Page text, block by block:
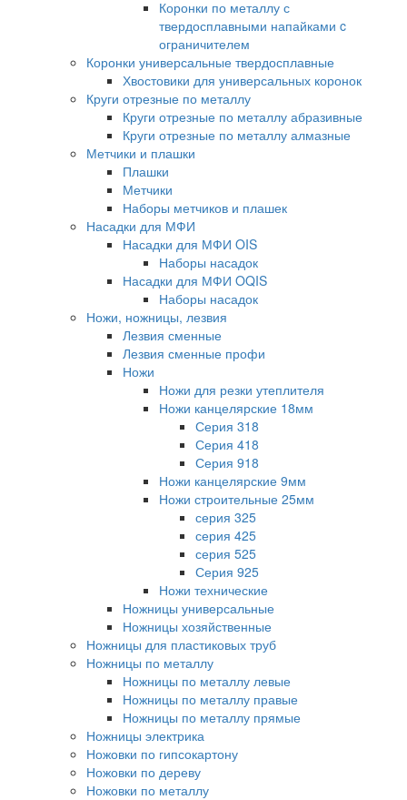
Коронки по металлу с
твердосплавными напайками c
ограничителем
Коронки универсальные твердосплавные
Хвостовики для универсальных коронок
Круги отрезные по металлу
Круги отрезные по металлу абразивные
Круги отрезные по металлу алмазные
Метчики и плашки
Плашки
Метчики
Наборы метчиков и плашек
Насадки для МФИ
Насадки для МФИ OIS
Наборы насадок
Насадки для МФИ OQIS
Наборы насадок
Ножи, ножницы, лезвия
Лезвия сменные
Лезвия сменные профи
Ножи
Ножи для резки утеплителя
Ножи канцелярские 18мм
Серия 318
Серия 418
Серия 918
Ножи канцелярские 9мм
Ножи строительные 25мм
серия 325
серия 425
серия 525
Серия 925
Ножи технические
Ножницы универсальные
Ножницы хозяйственные
Ножницы для пластиковых труб
Ножницы по металлу
Ножницы по металлу левые
Ножницы по металлу правые
Ножницы по металлу прямые
Ножницы электрика
Ножовки по гипсокартону
Ножовки по дереву
Ножовки по металлу